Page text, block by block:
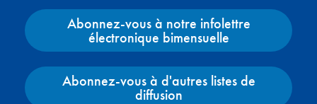
Abonnez-vous à notre infolettre
électronique bimensuelle
Abonnez-vous à d'autres listes de
diffusion